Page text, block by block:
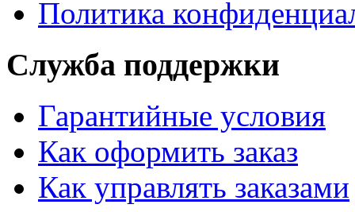
Политика
Служба поддержки
Гарантийные условия
Как оформить заказ
Как управлять заказами